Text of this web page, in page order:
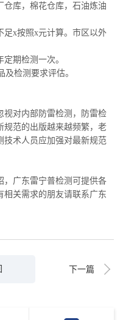
仓库，棉花仓库，石油炼油
足x按照x元计算。市区以外
期检测一次。
检测要求评估。
视对内部防雷检测，防雷检
规范的出版越来越频繁，老
技术人员应加强对最新规范
，广东雷宁普检测可提供各
相关需求的朋友请联系广东
下一篇